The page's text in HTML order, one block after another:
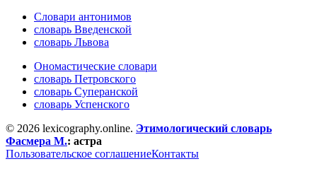
Словари антонимов
словарь Введенской
словарь Львова
Ономастические словари
словарь Петровского
словарь Суперанской
словарь Успенского
© 2026 lexicography.online. Этимологический словарь
Фасмера М.: астра
Пользовательское соглашениеКонтакты